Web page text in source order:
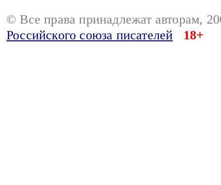
© Все права принадлежат авторам,
Российского союза писателей
18+